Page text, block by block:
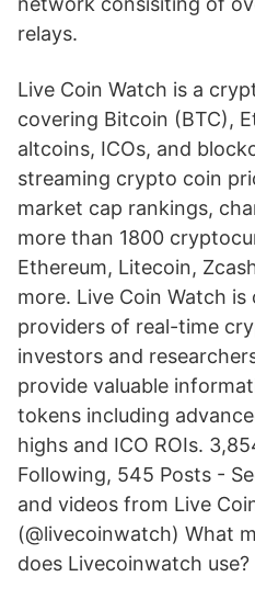
relays.
Live Coin Watch is a
covering Bitcoin (BTC),
altcoins, ICOs, and
streaming crypto coin
market cap rankings,
more than 1800
Ethereum, Litecoin,
more. Live Coin Watch
providers of real-time
investors and
provide valuable
tokens including
highs and ICO ROIs.
Following, 545 Posts -
and videos from Live
(@livecoinwatch) What
does Livecoinwatch use?